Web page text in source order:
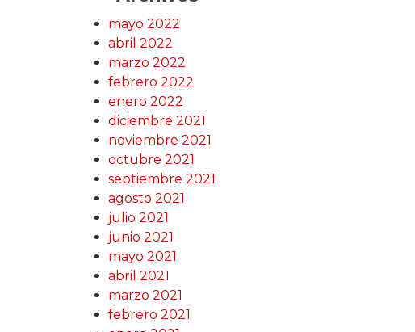
mayo 2022
abril 2022
marzo 2022
febrero 2022
enero 2022
diciembre 2021
noviembre 2021
octubre 2021
septiembre 2021
agosto 2021
julio 2021
junio 2021
mayo 2021
abril 2021
marzo 2021
febrero 2021